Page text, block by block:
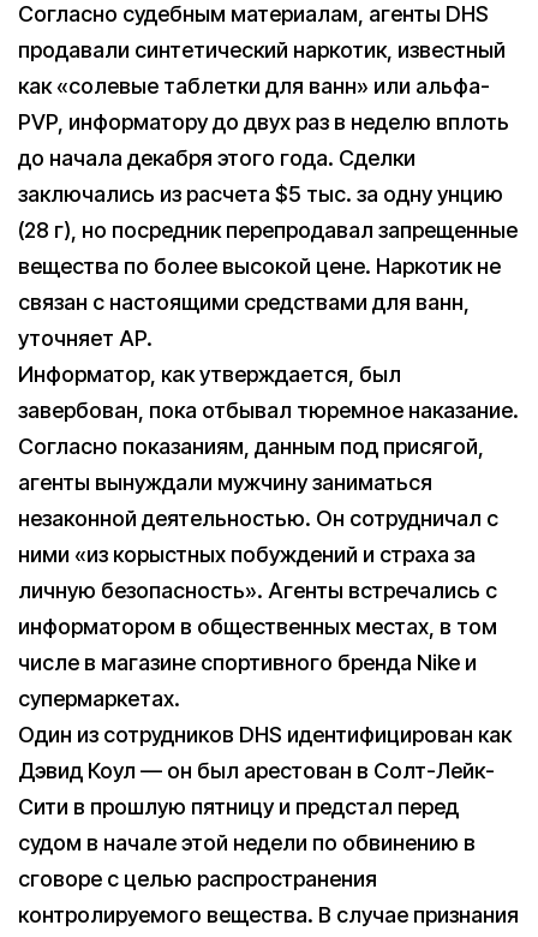
Согласно судебным материалам, агенты DHS
продавали синтетический наркотик, известный
как «солевые таблетки для ванн» или альфа-
PVP, информатору до двух раз в неделю вплоть
до начала декабря этого года. Сделки
заключались из расчета $5 тыс. за одну унцию
(28 г), но посредник перепродавал запрещенные
вещества по более высокой цене. Наркотик не
связан с настоящими средствами для ванн,
уточняет AP.
Информатор, как утверждается, был
завербован, пока отбывал тюремное наказание.
Согласно показаниям, данным под присягой,
агенты вынуждали мужчину заниматься
незаконной деятельностью. Он сотрудничал с
ними «из корыстных побуждений и страха за
личную безопасность». Агенты встречались с
информатором в общественных местах, в том
числе в магазине спортивного бренда Nike и
супермаркетах.
Один из сотрудников DHS идентифицирован как
Дэвид Коул — он был арестован в Солт-Лейк-
Сити в прошлую пятницу и предстал перед
судом в начале этой недели по обвинению в
сговоре с целью распространения
контролируемого вещества. В случае признания